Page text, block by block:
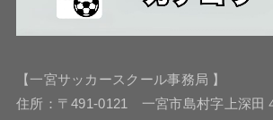
【一宮サッカースクール事務局 】
住所：〒491-0121 一宮市島村字上深田